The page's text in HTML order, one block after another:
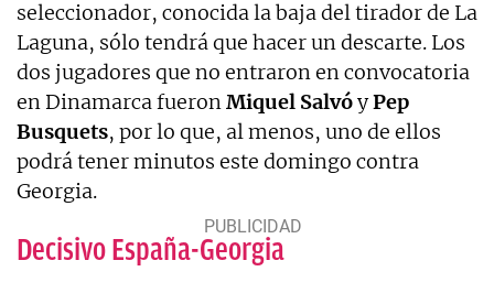
seleccionador, conocida la baja del tirador de La
Laguna, sólo tendrá que hacer un descarte. Los
dos jugadores que no entraron en convocatoria
en Dinamarca fueronMiquel SalvóyPep
Busquets, por lo que, al menos, uno de ellos
podrá tener minutos este domingo contra
Georgia.
Decisivo España-Georgia